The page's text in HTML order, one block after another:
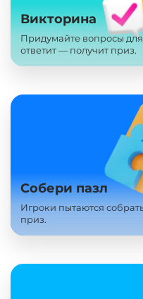
Викторина
Придумайте вопросы
ответит — получит приз.
Собери пазл
Игроки пытаются
приз.